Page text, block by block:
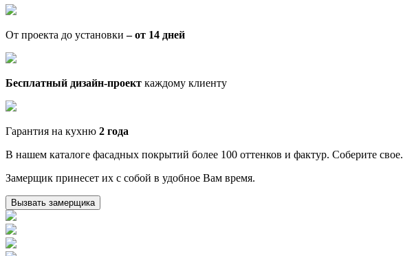
От проекта до установки– от 14 дней
Бесплатный дизайн-проект каждому клиенту
Гарантия на кухню 2 года
В нашем каталоге фасадных покрытий более 100 оттенков и фактур. Соберите свое.
Замерщик принесет их с собой в удобное Вам время.